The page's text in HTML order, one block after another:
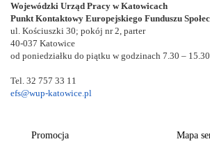
Wojewódzki Urząd Pracy w Katowicach
Punkt Kontaktowy Europejskiego Funduszu
ul. Kościuszki 30; pokój nr 2, parter
40-037 Katowice
od poniedziałku do piątku w godzinach 7.30 – 15.30
Tel. 32 757 33 11
efs@wup-katowice.pl
Promocja Mapa